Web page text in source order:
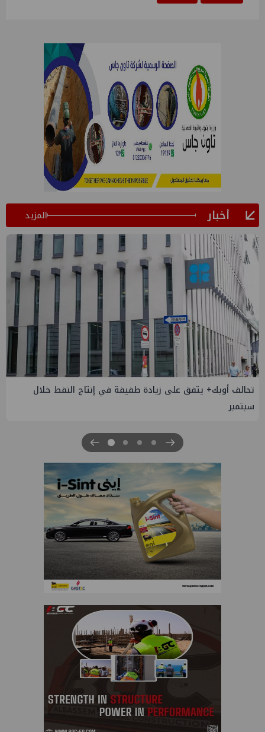
أخبار المزيد
إسدال الستار على النسخة الثانية من "منتدى مصر للطاقة
والصناعة 2026" بنجاح